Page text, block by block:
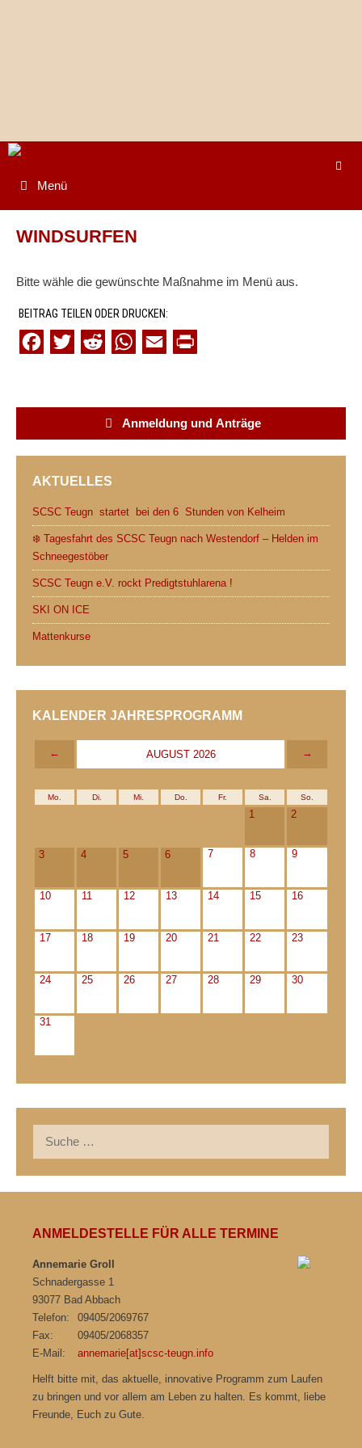
Menü
WINDSURFEN
Bitte wähle die gewünschte Maßnahme im Menü aus.
BEITRAG TEILEN ODER DRUCKEN:
b
o
k
t
r
i
W
s
p
l
t
Anmeldung und Anträge
AKTUELLES
SCSC Teugn startet bei den 6 Stunden von Kelheim
❄️ Tagesfahrt des SCSC Teugn nach Westendorf – Helden im
Schneegestöber
SCSC Teugn e.V. rockt Predigtstuhlarena !
SKI ON ICE
Mattenkurse
KALENDER JAHRESPROGRAMM
← AUGUST 2026 →
Mo. Di. Mi. Do. Fr. Sa. So.
1 2
3 4 5 6 7 8 9
10 11 12 13 14 15 16
17 18 19 20 21 22 23
24 25 26 27 28 29 30
31
nach:
ANMELDESTELLE FÜR ALLE TERMINE
Annemarie Groll
Schnadergasse 1
93077 Bad Abbach
Telefon:
09405/2069767
Fax:
09405/2068357
E-Mail:
annemarie[at]scsc-teugn.info
Helft bitte mit, das aktuelle, innovative Programm zum Laufen
zu bringen und vor allem am Leben zu halten. Es kommt, liebe
Freunde, Euch zu Gute.